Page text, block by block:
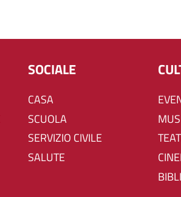
SOCIALE
CASA
SCUOLA
SERVIZIO CIVILE
SALUTE